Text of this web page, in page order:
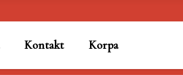
Kontakt Korpa